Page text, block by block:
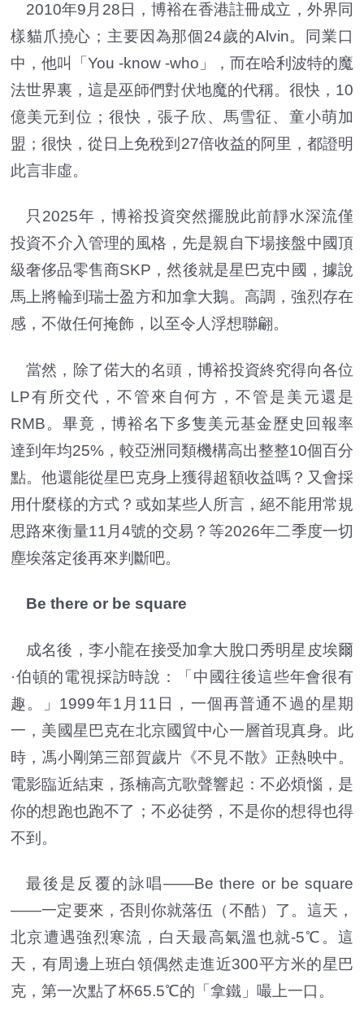
2010年9月28日，博裕在香港註冊成立，外界同
樣貓爪撓心；主要因為那個24歲的Alvin。同業口
中，他叫「You -know -who」，而在哈利波特的魔
法世界裏，這是巫師們對伏地魔的代稱。很快，10
億美元到位；很快，張子欣、馬雪征、童小萌加
盟；很快，從日上免稅到27倍收益的阿里，都證明
此言非虛。
只2025年，博裕投資突然擺脫此前靜水深流僅
投資不介入管理的風格，先是親自下場接盤中國頂
級奢侈品零售商SKP，然後就是星巴克中國，據說
馬上將輪到瑞士盈方和加拿大鵝。高調，強烈存在
感，不做任何掩飾，以至令人浮想聯翩。
當然，除了偌大的名頭，博裕投資終究得向各位
LP有所交代，不管來自何方，不管是美元還是
RMB。畢竟，博裕名下多隻美元基金歷史回報率
達到年均25%，較亞洲同類機構高出整整10個百分
點。他還能從星巴克身上獲得超額收益嗎？又會採
用什麼樣的方式？或如某些人所言，絕不能用常規
思路來衡量11月4號的交易？等2026年二季度一切
塵埃落定後再來判斷吧。
Be there or be square
成名後，李小龍在接受加拿大脫口秀明星皮埃爾
·伯頓的電視採訪時說：「中國往後這些年會很有
趣。」1999年1月11日，一個再普通不過的星期
一，美國星巴克在北京國貿中心一層首現真身。此
時，馮小剛第三部賀歲片《不見不散》正熱映中。
電影臨近結束，孫楠高亢歌聲響起：不必煩惱，是
你的想跑也跑不了；不必徒勞，不是你的想得也得
不到。
最後是反覆的詠唱——Be there or be square
——一定要來，否則你就落伍（不酷）了。這天，
北京遭遇強烈寒流，白天最高氣溫也就-5℃。這
天，有周邊上班白領偶然走進近300平方米的星巴
克，第一次點了杯65.5℃的「拿鐵」嘬上一口。